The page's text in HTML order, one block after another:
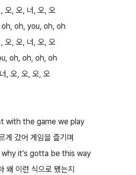
오, 오, 너, 오, 오
oh, oh, you, oh, oh
오, 오, 너, 오, 오
oh, oh, oh, oh
너, 오, 오, 오, 오
with the game we play
게 갔어 게임을 즐기며
it's gotta be this way
왜 이런 식으로 됐는지